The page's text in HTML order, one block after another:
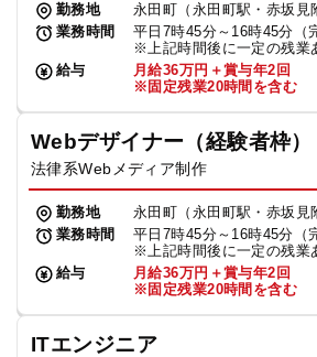
勤務地
永田町（永田町駅・赤坂見
業務時間
平日7時45分～16時45分（
※上記時間後に一定の残業
給与
月給36万円＋賞与年2回
※固定残業20時間を含む
Webデザイナー（経験者枠）
法律系Webメディア制作
勤務地
永田町（永田町駅・赤坂見
業務時間
平日7時45分～16時45分（
※上記時間後に一定の残業
給与
月給36万円＋賞与年2回
※固定残業20時間を含む
ITエンジニア